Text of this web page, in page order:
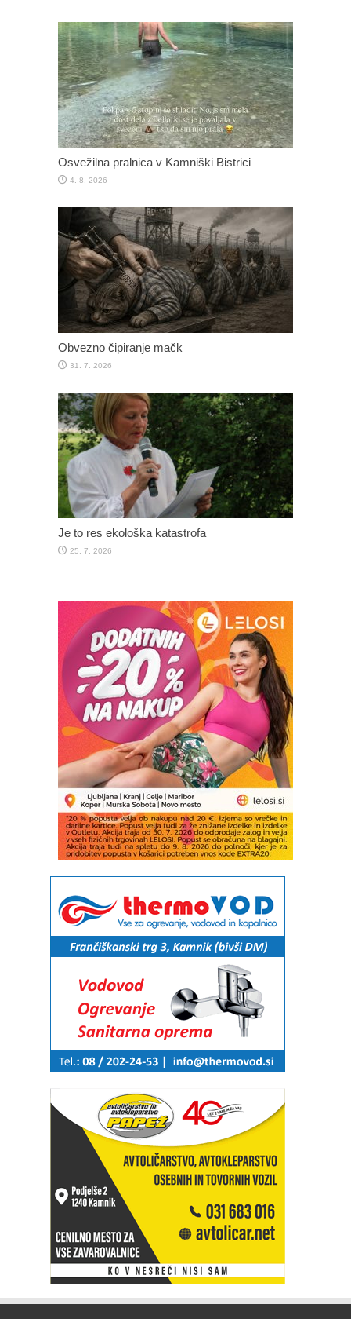
Osvežilna pralnica v Kamniški Bistrici
4. 8. 2026
Obvezno čipiranje mačk
31. 7. 2026
Je to res ekološka katastrofa
25. 7. 2026